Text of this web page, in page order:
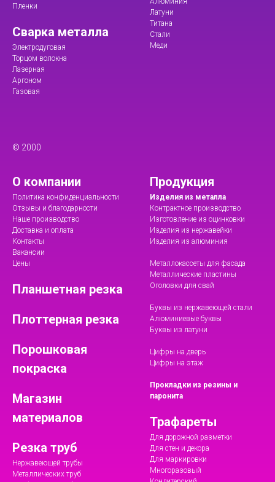
Пленки
Сварка металла
Электродуговая
Торцом волокна
Лазерная
Аргоном
Газовая
© 2000
Латуни
Титана
Стали
Меди
О компании
Политика конфиденциальности
Отзывы и благодарности
Наше производство
Доставка и оплата
Контакты
Вакансии
Цены
Планшетная резка
Плоттерная резка
Порошковая
покраска
Магазин
материалов
Резка труб
Нержавеющей трубы
Металлических труб
Продукция
Изделия из металла
Контрактное производство
Изготовление из оцинковки
Изделия из нержавейки
Изделия из алюминия
Металлокассеты для фасада
Металлические пластины
Оголовки для свай
Буквы из нержавеющей стали
Алюминиевые буквы
Буквы из латуни
Цифры на дверь
Цифры на этаж
Прокладки из резины и
паронита
Трафареты
Для дорожной разметки
Для стен и декора
Для маркировки
Многоразовый